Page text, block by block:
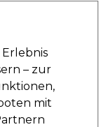
Saloneinrichtung
– zur
mit